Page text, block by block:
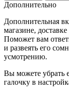
Дополнительно
Дополнительная
магазине,
Поможет вам
и развеять его
усмотрению.
Вы можете убрать
галочку в